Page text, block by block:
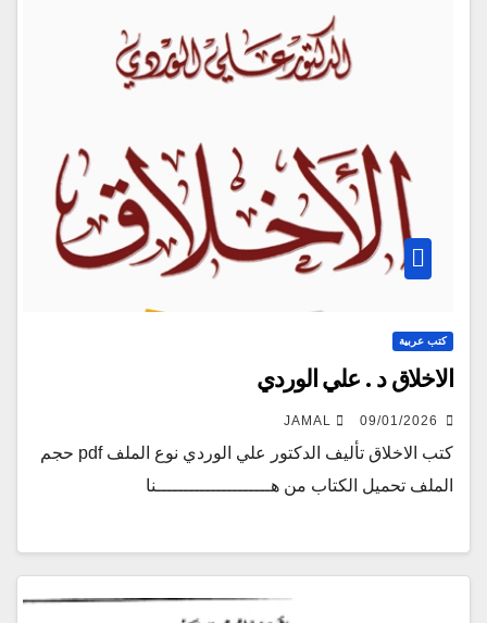
كتب عربية
الاخلاق د . علي الوردي
09/01/2026
JAMAL
كتب الاخلاق تأليف الدكتور علي الوردي نوع الملف pdf حجم
الملف تحميل الكتاب من هـــــــــــــــــــــنا